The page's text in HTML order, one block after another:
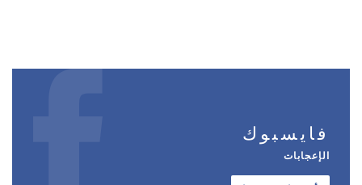
فايسبوك
الإعجابات